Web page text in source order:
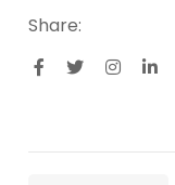
Share: